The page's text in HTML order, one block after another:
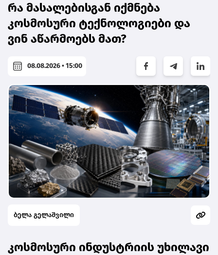
რა მასალებისგან იქმნება
კოსმოსური ტექნოლოგიები და
ვინ აწარმოებს მათ?
08.08.2026 • 15:00
ბელა გელაშვილი
კოსმოსური ინდუსტრიის უხილავი